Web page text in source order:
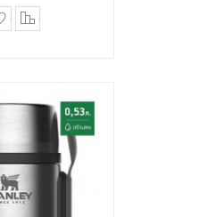
в закладки